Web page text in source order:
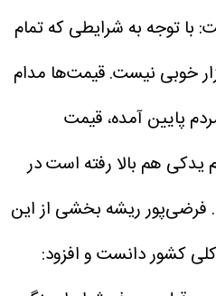
با توجه به شرایطی که تمام
خوبی نیست. قیمت‌ها مدام
پایین آمده، قیمت
یدکی هم بالا رفته است در
فرضی‌پور ریشه بخشی از این
کشور دانست و افزود: